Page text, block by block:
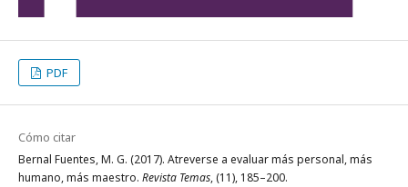
PDF
Cómo citar
Bernal Fuentes, M. G. (2017). Atreverse a evaluar más personal, más
humano, más maestro. Revista Temas, (11), 185–200.